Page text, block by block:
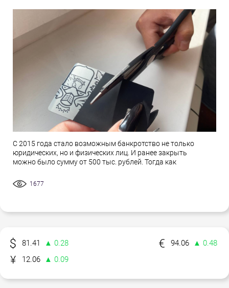
С 2015 года стало возможным банкротство не только
юридических, но и физических лиц. И ранее закрыть
можно было сумму от 500 тыс. рублей. Тогда как
1677
81.41 ▲ 0.28 94.06
▲ 0.48
12.06
▲ 0.09